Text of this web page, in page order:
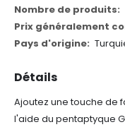
Détails
Ajoutez une touche de
l'aide du pentaptyque